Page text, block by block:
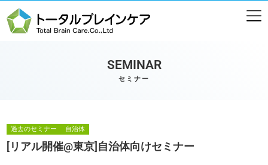
SEMINAR
セミナー
過去のセミナー 自治体
[リアル開催@東京]自治体向けセミナー